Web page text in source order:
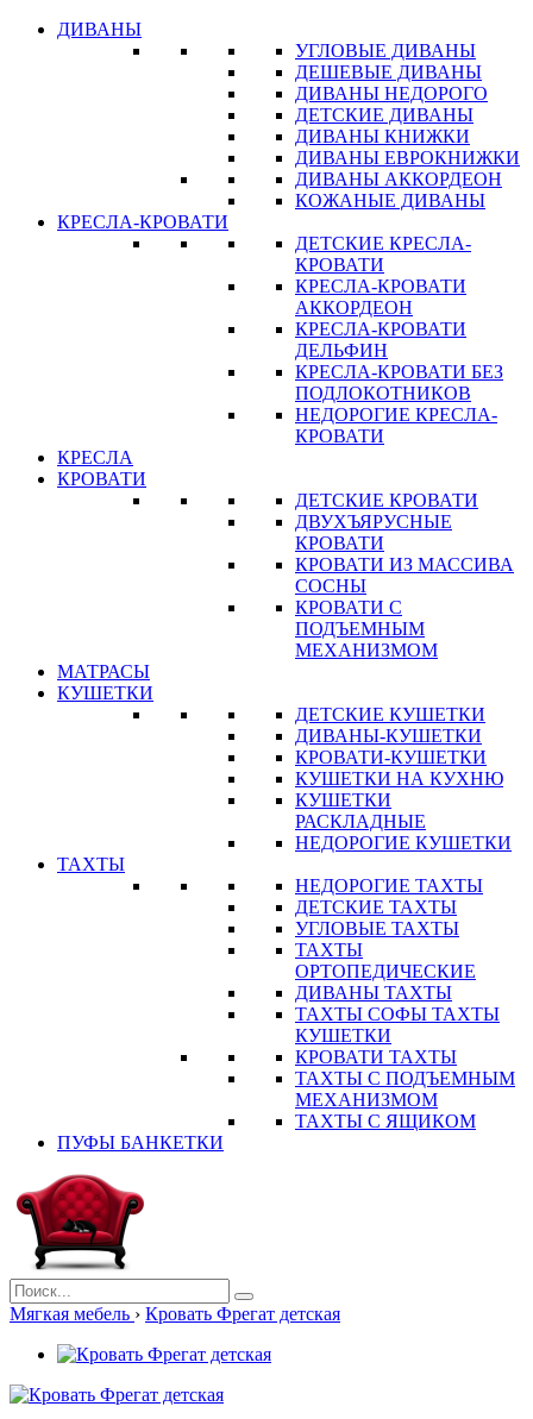
ДИВАНЫ
УГЛОВЫЕ ДИВАНЫ
ДЕШЕВЫЕ ДИВАНЫ
ДИВАНЫ НЕДОРОГО
ДЕТСКИЕ ДИВАНЫ
ДИВАНЫ КНИЖКИ
ДИВАНЫ ЕВРОКНИЖКИ
ДИВАНЫ АККОРДЕОН
КОЖАНЫЕ ДИВАНЫ
КРЕСЛА-КРОВАТИ
ДЕТСКИЕ КРЕСЛА-
КРОВАТИ
КРЕСЛА-КРОВАТИ
АККОРДЕОН
КРЕСЛА-КРОВАТИ
ДЕЛЬФИН
КРЕСЛА-КРОВАТИ БЕЗ
ПОДЛОКОТНИКОВ
НЕДОРОГИЕ КРЕСЛА-
КРОВАТИ
КРЕСЛА
КРОВАТИ
ДЕТСКИЕ КРОВАТИ
ДВУХЪЯРУСНЫЕ
КРОВАТИ
КРОВАТИ ИЗ МАССИВА
СОСНЫ
КРОВАТИ С
ПОДЪЕМНЫМ
МЕХАНИЗМОМ
МАТРАСЫ
КУШЕТКИ
ДЕТСКИЕ КУШЕТКИ
ДИВАНЫ-КУШЕТКИ
КРОВАТИ-КУШЕТКИ
КУШЕТКИ НА КУХНЮ
КУШЕТКИ
РАСКЛАДНЫЕ
НЕДОРОГИЕ КУШЕТКИ
ТАХТЫ
НЕДОРОГИЕ ТАХТЫ
ДЕТСКИЕ ТАХТЫ
УГЛОВЫЕ ТАХТЫ
ТАХТЫ
ОРТОПЕДИЧЕСКИЕ
ДИВАНЫ ТАХТЫ
ТАХТЫ СОФЫ ТАХТЫ
КУШЕТКИ
КРОВАТИ ТАХТЫ
ТАХТЫ С ПОДЪЕМНЫМ
МЕХАНИЗМОМ
ТАХТЫ С ЯЩИКОМ
ПУФЫ БАНКЕТКИ
Мягкая мебель › Кровать Фрегат детская